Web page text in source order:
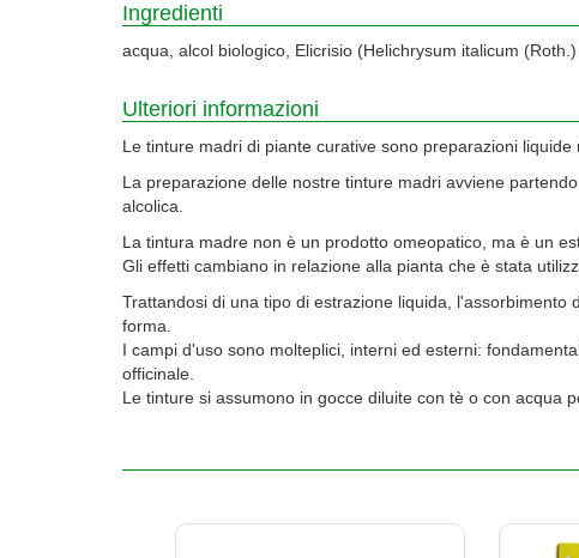
Ingredienti
acqua, alcol biologico, Elicrisio (Helichrysum italicum
Ulteriori informazioni
Le tinture madri di piante curative sono preparazioni
La preparazione delle nostre tinture madri avviene
alcolica.
La tintura madre non è un prodotto omeopatico, ma è un
Gli effetti cambiano in relazione alla pianta che è stata
Trattandosi di una tipo di estrazione liquida,
forma.
I campi d'uso sono molteplici, interni ed esterni:
officinale.
Le tinture si assumono in gocce diluite con tè o con acqua